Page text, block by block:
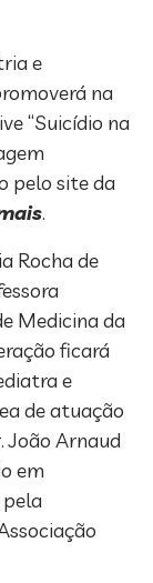
e
na
“Suicídio na
pelo site da
.
Rocha de
Medicina da
ficará
e
de atuação
João Arnaud
em